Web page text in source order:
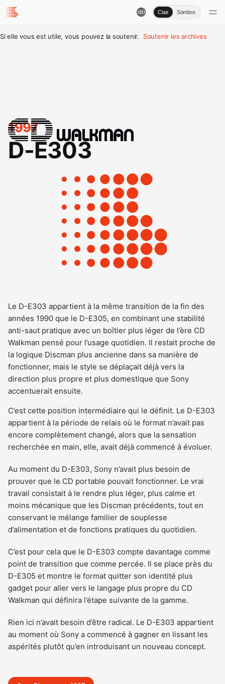
Clair Sombre
Si elle vous est utile, vous pouvez la soutenir. Soutenir les archives
1997
D-E303
Le D-E303 appartient à la même transition de la fin des
années 1990 que le D-E305, en combinant une stabilité
anti-saut pratique avec un boîtier plus léger de l’ère CD
Walkman pensé pour l’usage quotidien. Il restait proche de
la logique Discman plus ancienne dans sa manière de
fonctionner, mais le style se déplaçait déjà vers la
direction plus propre et plus domestique que Sony
accentuerait ensuite.
C’est cette position intermédiaire qui le définit. Le D-E303
appartient à la période de relais où le format n’avait pas
encore complètement changé, alors que la sensation
recherchée en main, elle, avait déjà commencé à évoluer.
Au moment du D-E303, Sony n’avait plus besoin de
prouver que le CD portable pouvait fonctionner. Le vrai
travail consistait à le rendre plus léger, plus calme et
moins mécanique que les Discman précédents, tout en
conservant le mélange familier de souplesse
d’alimentation et de fonctions pratiques du quotidien.
C’est pour cela que le D-E303 compte davantage comme
point de transition que comme percée. Il se place près du
D-E305 et montre le format quitter son identité plus
gadget pour aller vers le langage plus propre du CD
Walkman qui définira l’étape suivante de la gamme.
Rien ici n’avait besoin d’être radical. Le D-E303 appartient
au moment où Sony a commencé à gagner en lissant les
aspérités plutôt qu’en introduisant un nouveau concept.